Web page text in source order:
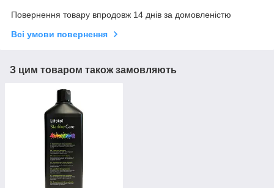
Повернення товару впродовж 14 днів за домовленістю
Всі умови повернення
З цим товаром також замовляють